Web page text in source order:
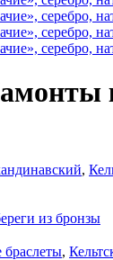
,
из бронзы
браслеты,